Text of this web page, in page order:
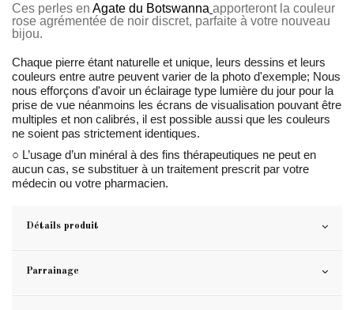
Ces perles en Agate du Botswanna apporteront la couleur
rose agrémentée de noir discret, parfaite à votre nouveau
bijou.
Chaque pierre étant naturelle et unique, leurs dessins et leurs
couleurs entre autre peuvent varier de la photo d'exemple; Nous
nous efforçons d'avoir un éclairage type lumière du jour pour la
prise de vue néanmoins les écrans de visualisation pouvant être
multiples et non calibrés, il est possible aussi que les couleurs
ne soient pas strictement identiques.
○ L’usage d’un minéral à des fins thérapeutiques ne peut en
aucun cas, se substituer à un traitement prescrit par votre
médecin ou votre pharmacien.
Détails produit
Parrainage